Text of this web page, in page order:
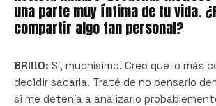
una parte muy íntima de tu vida.
compartir algo tan personal?
BRI!!O: Sí, muchísimo. Creo que lo más
decidir sacarla. Traté de no pensarlo
si me detenía a analizarlo